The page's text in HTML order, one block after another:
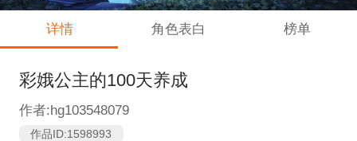
详情 角色表白 榜单
彩娥公主的100天养成
作者:hg103548079
作品ID:1598993